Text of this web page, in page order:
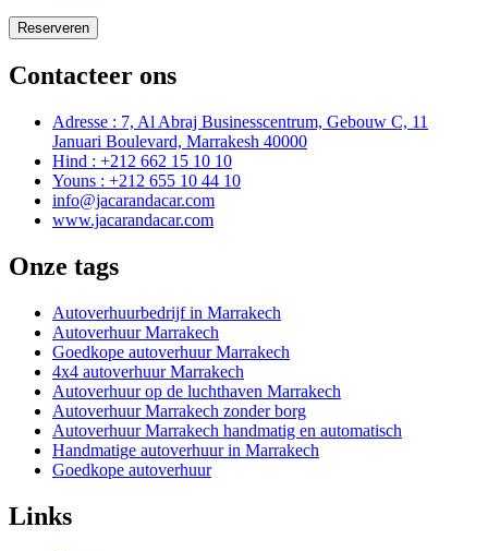
Reserveren
Contacteer ons
Adresse : 7, Al Abraj Businesscentrum, Gebouw C, 11
Januari Boulevard, Marrakesh 40000
Hind : +212 662 15 10 10
Youns : +212 655 10 44 10
info@jacarandacar.com
www.jacarandacar.com
Onze tags
Autoverhuurbedrijf in Marrakech
Autoverhuur Marrakech
Goedkope autoverhuur Marrakech
4x4 autoverhuur Marrakech
Autoverhuur op de luchthaven Marrakech
Autoverhuur Marrakech zonder borg
Autoverhuur Marrakech handmatig en automatisch
Handmatige autoverhuur in Marrakech
Goedkope autoverhuur
Links